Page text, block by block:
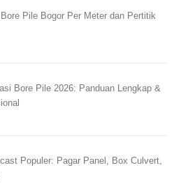
Pile Bogor Per Meter dan Pertitik
Bore Pile 2026: Panduan Lengkap &
Populer: Pagar Panel, Box Culvert,